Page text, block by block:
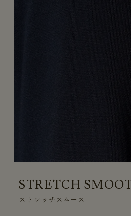
STRETCH
ストレッチスムース